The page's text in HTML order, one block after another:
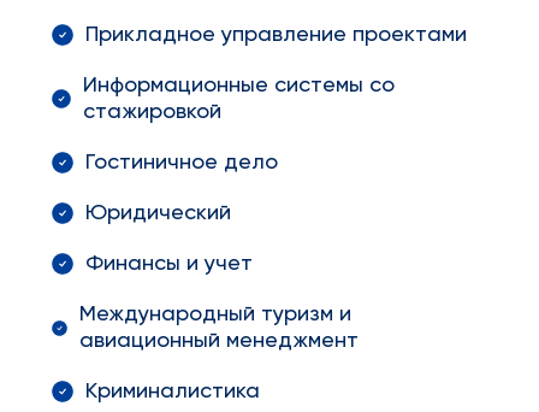
Прикладное управление проектами
Информационные системы со
стажировкой
Гостиничное дело
Юридический
Финансы и учет
Международный туризм и
авиационный менеджмент
Криминалистика